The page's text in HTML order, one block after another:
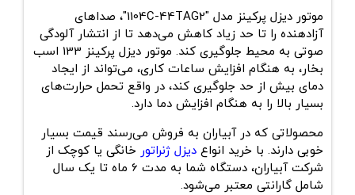
موتور دیزل پرکینز مدل "1104C-44TAG2"، صداهای
آزادهنده‌ را تا حد زیاد کاهش می‌دهد تا از انتشار آلودگی
صوتی به محیط جلوگیری کند. موتور دیزل پرکینز 133 اسب
بخار، به هنگام افزایش ساعات کاری، می‌تواند از ایجاد
دمای بیش از حد جلوگیری کند، در واقع تحمل حرارت‌های
بسیار بالا را به‌ هنگام افزایش دما دارد.
محصولاتی که در آبیاران به فروش می‌رسند قیمت بسیار
خوبی دارند. با خرید انواع دیزل ژنراتور خانگی یا کوچک از
شرکت آبیاران، دستگاه شما به مدت 6 ماه تا یک‌ سال
شامل گارانتی معتبر می‌شود.